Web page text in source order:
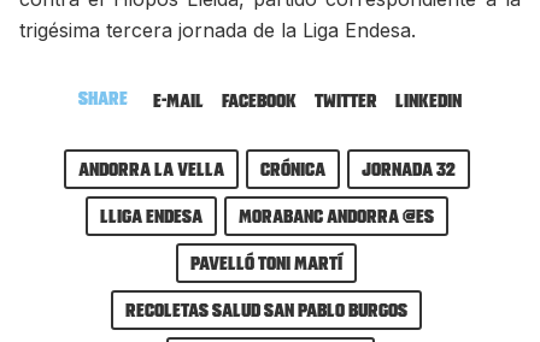
trigésima tercera jornada de la Liga Endesa.
Share E-mail Facebook Twitter LinkedIn
Andorra la Vella Crónica
Jornada 32
Lliga Endesa
MoraBanc Andorra @es
Pavelló Toni Martí
Recoletas Salud San Pablo Burgos